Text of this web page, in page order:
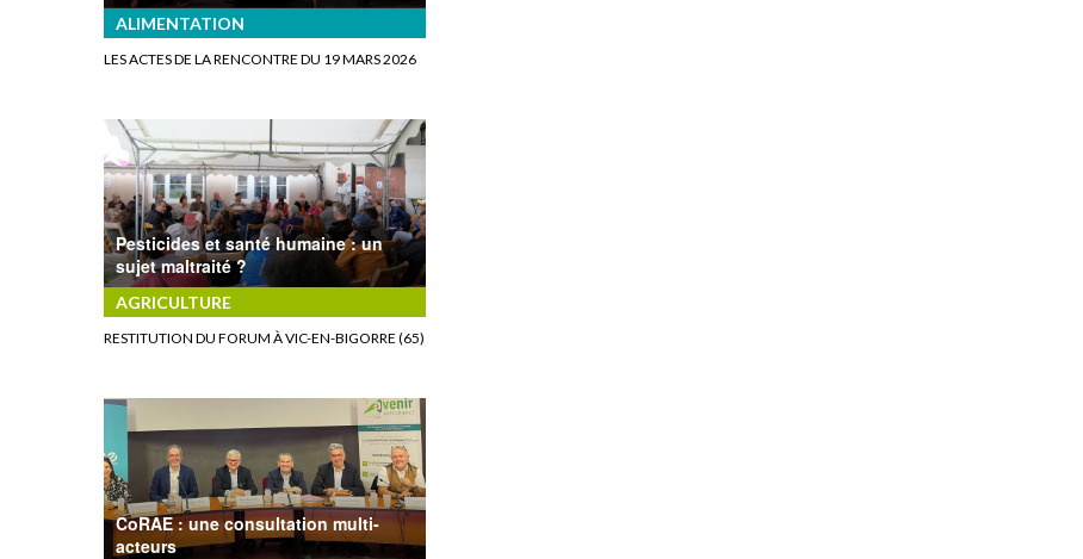
ALIMENTATION
LES ACTES DE LA RENCONTRE DU 19 MARS 2026
Pesticides et santé humaine : un
sujet maltraité ?
AGRICULTURE
RESTITUTION DU FORUM À VIC-EN-BIGORRE (65)
CoRAE : une consultation multi-
acteurs